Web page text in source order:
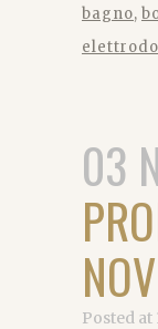
bagno
03
Posted at